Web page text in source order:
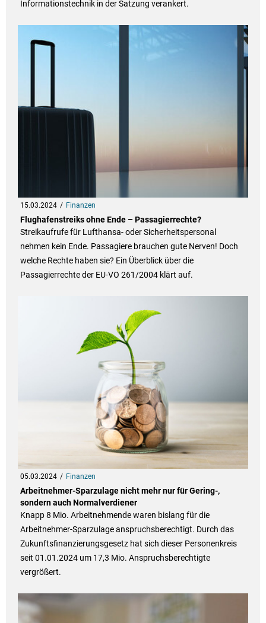
Informationstechnik in der Satzung verankert.
15.03.2024 Finanzen
Flughafenstreiks ohne Ende – Passagierrechte?
Streikaufrufe für Lufthansa- oder Sicherheitspersonal
nehmen kein Ende. Passagiere brauchen gute Nerven! Doch
welche Rechte haben sie? Ein Überblick über die
Passagierrechte der EU-VO 261/2004 klärt auf.
05.03.2024 Finanzen
Arbeitnehmer-Sparzulage nicht mehr nur für Gering-,
sondern auch Normalverdiener
Knapp 8 Mio. Arbeitnehmende waren bislang für die
Arbeitnehmer-Sparzulage anspruchsberechtigt. Durch das
Zukunftsfinanzierungsgesetz hat sich dieser Personenkreis
seit 01.01.2024 um 17,3 Mio. Anspruchsberechtigte
vergrößert.